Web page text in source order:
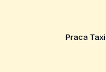
Praca